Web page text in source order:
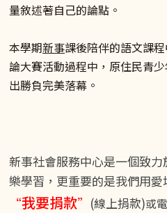
量敘述著自己的論點。
本學期新事課後陪伴的語文課程
論大賽活動過程中，原住民青
出勝負完美落幕。
新事社會服務中心是一個致
樂學習，更重要的是我們用
“我要捐款” (線上捐款)或